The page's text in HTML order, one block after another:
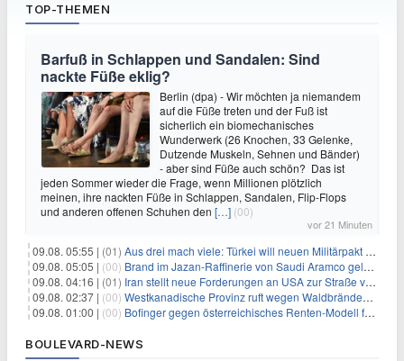
TOP-THEMEN
Barfuß in Schlappen und Sandalen: Sind
nackte Füße eklig?
Berlin (dpa) - Wir möchten ja niemandem
auf die Füße treten und der Fuß ist
sicherlich ein biomechanisches
Wunderwerk (26 Knochen, 33 Gelenke,
Dutzende Muskeln, Sehnen und Bänder)
- aber sind Füße auch schön? Das ist
jeden Sommer wieder die Frage, wenn Millionen plötzlich
meinen, ihre nackten Füße in Schlappen, Sandalen, Flip-Flops
und anderen offenen Schuhen den […] (00)
vor 21 Minuten
09.08. 05:55 | (01) Aus drei mach viele: Türkei will neuen Militärpakt erweitern
09.08. 05:05 | (00) Brand im Jazan-Raffinerie von Saudi Aramco gelöscht: Auswirkungen auf die Energiemärkte
09.08. 04:16 | (01) Iran stellt neue Forderungen an USA zur Straße von Hormus
09.08. 02:37 | (00) Westkanadische Provinz ruft wegen Waldbränden Notstand aus
09.08. 01:00 | (00) Bofinger gegen österreichisches Renten-Modell für Schwerarbeiter
BOULEVARD-NEWS